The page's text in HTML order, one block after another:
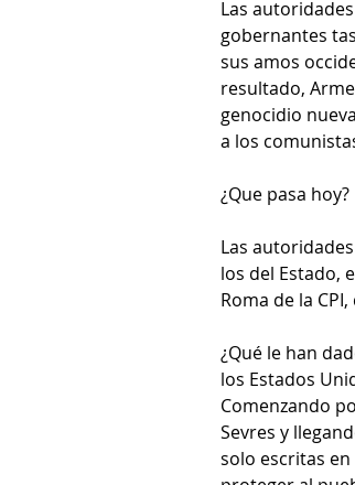
Las
gobernantes
sus amos
resultado,
genocidio
a los
¿Que pasa hoy?
Las
los del Estado,
Roma de la
¿Qué le han
los Estados
Comenzando
Sevres y
solo escritas